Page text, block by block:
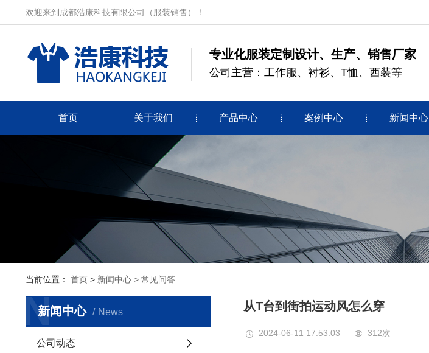
欢迎来到成都浩康科技有限公司（服装销售）！
专业化服装定制设计、生产、销售厂家
公司主营：工作服、衬衫、T恤、西装等
首页 关于我们 产品中心 案例中心 新闻中心
当前位置： 首页 > 新闻中心 > 常见问答
新闻中心 News
N
公司动态
从T台到街拍运动风怎么穿
2024-06-11 17:53:03 312次